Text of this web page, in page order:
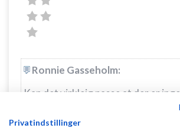
Ronnie Gasseholm:
Kan det virkleig passe at der er
Privatindstillinger